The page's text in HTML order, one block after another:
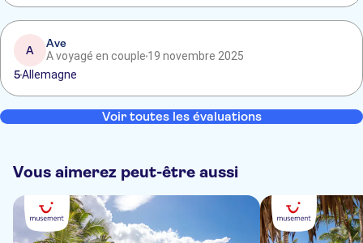
der Gebäudefassaden und dem Müll an den Straßen sehen konnte.
Aber die Menschen sind trotzdem mega freundlich und gut gelaunt.
A
Ave
A voyagé en couple 19 novembre 2025
5Allemagne
Voir toutes les évaluations
Vous aimerez peut-être aussi